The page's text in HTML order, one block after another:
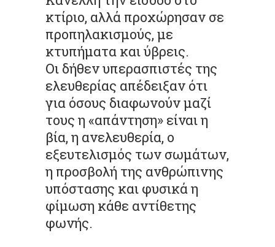
κτίριο, αλλά προχώρησαν σε
προπηλακισμούς, με
κτυπήματα και ύβρεις.
Οι δήθεν υπερασπιστές της
ελευθερίας απέδειξαν ότι
για όσους διαφωνούν μαζί
τους η «απάντηση» είναι η
βία, η ανελευθερία, ο
εξευτελισμός των σωμάτων,
η προσβολή της ανθρώπινης
υπόστασης και φυσικά η
φίμωση κάθε αντίθετης
φωνής.